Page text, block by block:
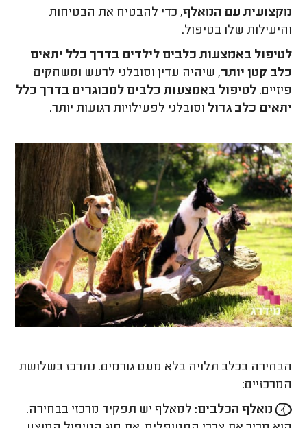
מקצועית עם המאלף, כדי להבטיח את הבטיחות
והיעילות שלו בטיפול.
לטיפול באמצעות כלבים לילדים בדרך כלל יתאים
כלב קטן יותר, שיהיה עדין וסובלני לרעש ומשחקים
פיזיים.לטיפול באמצעות כלבים למבוגרים בדרך כלל
יתאים כלב גדול וסובלני לפעילויות רגועות יותר.
הבחירה בכלב תלויה בלא מעט גורמים. נתרכז בשלושת
המרכזיים:
מאלף הכלבים: למאלף יש תפקיד מרכזי בבחירה.